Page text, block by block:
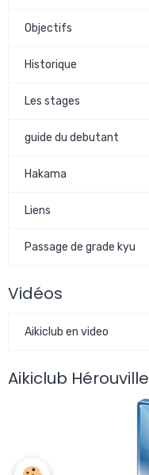
Objectifs
Historique
Les stages
guide du debutant
Hakama
Liens
Passage de grade kyu
Vidéos
Aikiclub en video
Aikiclub Hérouville